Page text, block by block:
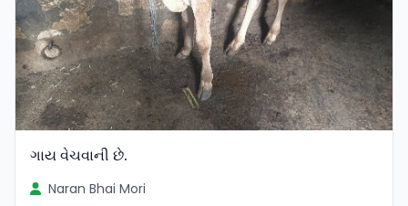
ગાય વેચવાની છે.
Naran Bhai Mori